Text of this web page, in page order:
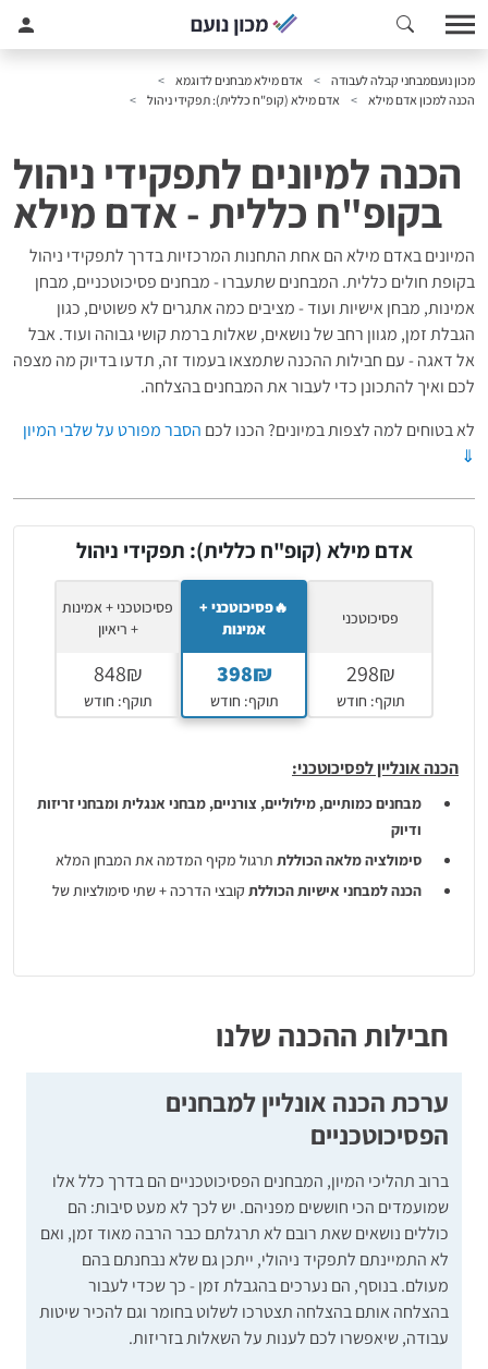
מכון נועםמבחני קבלה לעבודה
אדם מילא מבחנים לדוגמא
הכנה למכון אדם מילא
אדם מילא (קופ"ח כללית): תפקידי ניהול
הכנה למיונים לתפקידי ניהול
בקופ"ח כללית - אדם מילא
המיונים באדם מילא הם אחת התחנות המרכזיות בדרך לתפקידי ניהול
בקופת חולים כללית. המבחנים שתעברו - מבחנים פסיכוטכניים, מבחן
אמינות, מבחן אישיות ועוד - מציבים כמה אתגרים לא פשוטים, כגון
הגבלת זמן, מגוון רחב של נושאים, שאלות ברמת קושי גבוהה ועוד. אבל
אל דאגה - עם חבילות ההכנה שתמצאו בעמוד זה, תדעו בדיוק מה מצפה
לכם ואיך להתכונן כדי לעבור את המבחנים בהצלחה.
לא בטוחים למה לצפות במיונים? הכנו לכם הסבר מפורט על שלבי המיון
⇓
אדם מילא (קופ"ח כללית): תפקידי ניהול
פסיכוטכני
תוקף: חודש
🔥פסיכוטכני +
אמינות
‏398₪
תוקף: חודש
פסיכוטכני + אמינות
+ ריאיון
תוקף: חודש
הכנה אונליין לפסיכוטכני:
מבחנים כמותיים, מילוליים, צורניים, מבחני אנגלית ומבחני זריזות
ודיוק
סימולציה מלאה הכוללת תרגול מקיף המדמה את המבחן המלא
הכנה למבחני אישיות הכוללת קובצי הדרכה + שתי סימולציות של
תרגול ממוקדהמחולק לפי התכונות הנבדקות במבחן
תוקף ההכנות: חודש
חבילות ההכנה שלנו
ערכת הכנה אונליין למבחנים
הפסיכוטכניים
ברוב תהליכי המיון, המבחנים הפסיכוטכניים הם בדרך כלל אלו
שמועמדים הכי חוששים מפניהם. יש לכך לא מעט סיבות: הם
כוללים נושאים שאת רובם לא תרגלתם כבר הרבה מאוד זמן, ואם
לא התמיינתם לתפקיד ניהולי, ייתכן גם שלא נבחנתם בהם
מעולם. בנוסף, הם נערכים בהגבלת זמן - כך שכדי לעבור
בהצלחה אותם בהצלחה תצטרכו לשלוט בחומר וגם להכיר שיטות
עבודה, שיאפשרו לכם לענות על השאלות בזריזות.